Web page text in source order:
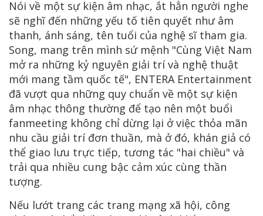
Nói về một sự kiện âm nhạc, ắt hẳn người nghe
sẽ nghĩ đến những yếu tố tiên quyết như âm
thanh, ánh sáng, tên tuổi của nghệ sĩ tham gia.
Song, mang trên mình sứ mệnh "Cùng Việt Nam
mở ra những kỷ nguyên giải trí và nghệ thuật
mới mang tầm quốc tế", ENTERA Entertainment
đã vượt qua những quy chuẩn về một sự kiện
âm nhạc thông thường để tạo nên một buổi
fanmeeting không chỉ dừng lại ở việc thỏa mãn
nhu cầu giải trí đơn thuần, mà ở đó, khán giả có
thể giao lưu trực tiếp, tương tác "hai chiều" và
trải qua nhiều cung bậc cảm xúc cùng thần
tượng.
Nếu lướt trang các trang mạng xã hội, công